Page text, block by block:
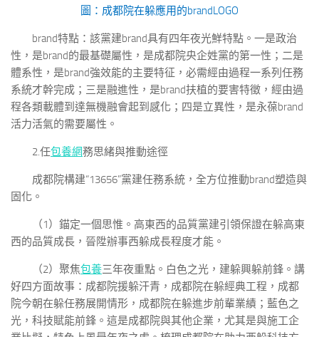
圖：成都院在躲應用的brandLOGO
brand特點：該黨建brand具有四年夜光鮮特點。一是政治
性，是brand的最基礎屬性，是成都院央企姓黨的第一性；二是
體系性，是brand強效能的主要特征，必需經由過程一系列任務
系統才幹完成；三是融進性，是brand扶植的要害特徵，經由過
程各類載體到達無機融會起到感化；四是立異性，是永葆brand
活力活氣的需要屬性。
2.任包養網務思緒與推動途徑
成都院構建“13656”黨建任務系統，全方位推動brand塑造與
固化。
（1）錨定一個思惟。高東西的品質黨建引領保證在躲高東
西的品質成長，晉陞辦事西躲成長程度才能。
（2）聚焦包養三年夜重點。白色之光，建躲興躲前鋒。講
好四方面故事：成都院援躲汗青，成都院在躲經典工程，成都
院今朝在躲任務展開情形，成都院在躲進步前輩業績；藍色之
光，科技賦能前鋒。這是成都院與其他企業，尤其是與施工企